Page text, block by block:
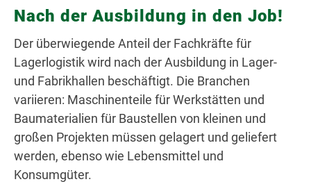
Nach der Ausbildung in den Job!
Der überwiegende Anteil der Fachkräfte für
Lagerlogistik wird nach der Ausbildung in Lager-
und Fabrikhallen beschäftigt. Die Branchen
variieren: Maschinenteile für Werkstätten und
Baumaterialien für Baustellen von kleinen und
großen Projekten müssen gelagert und geliefert
werden, ebenso wie Lebensmittel und
Konsumgüter.